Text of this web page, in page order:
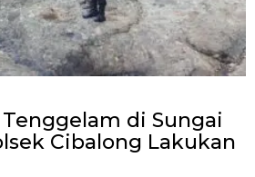
di Sungai
Cibalong Lakukan